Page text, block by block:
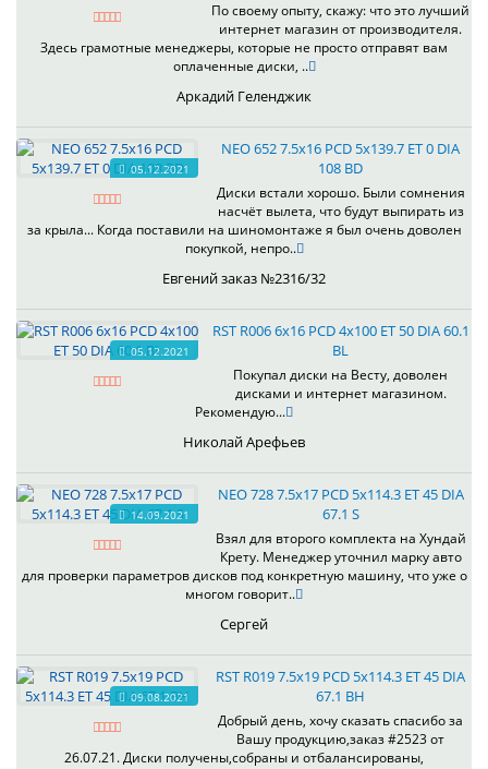
По своему опыту, скажу: что это лучший
интернет магазин от производителя.
Здесь грамотные менеджеры, которые не просто отправят вам
оплаченные диски, ..
Аркадий Геленджик
05.12.2021
NEO 652 7.5x16 PCD 5x139.7 ET 0 DIA
108 BD
Диски встали хорошо. Были сомнения
насчёт вылета, что будут выпирать из
за крыла... Когда поставили на шиномонтаже я был очень доволен
покупкой, непро..
Евгений заказ №2316/32
05.12.2021
RST R006 6x16 PCD 4x100 ET 50 DIA 60.1
BL
Покупал диски на Весту, доволен
дисками и интернет магазином.
Рекомендую...
Николай Арефьев
14.09.2021
NEO 728 7.5x17 PCD 5x114.3 ET 45 DIA
67.1 S
Взял для второго комплекта на Хундай
Крету. Менеджер уточнил марку авто
для проверки параметров дисков под конкретную машину, что уже о
многом говорит..
Сергей
09.08.2021
RST R019 7.5x19 PCD 5x114.3 ET 45 DIA
67.1 BH
Добрый день, хочу сказать спасибо за
Вашу продукцию,заказ #2523 от
26.07.21. Диски получены,собраны и отбалансированы,